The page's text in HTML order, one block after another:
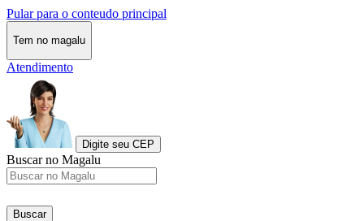
Pular para o conteudo principal
Tem no magalu
Atendimento
Digite seu CEP
Buscar no Magalu
Buscar